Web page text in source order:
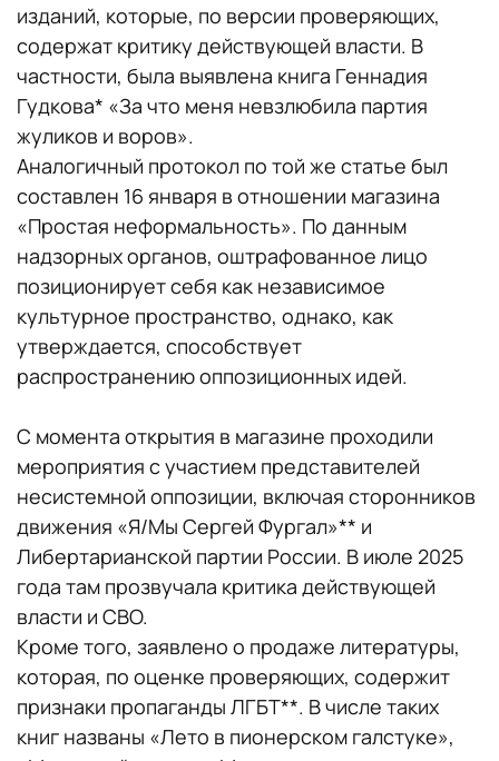
изданий, которые, по версии проверяющих,
содержат критику действующей власти. В
частности, была выявлена книга Геннадия
Гудкова* «За что меня невзлюбила партия
жуликов и воров».
Аналогичный протокол по той же статье был
составлен 16 января в отношении магазина
«Простая неформальность». По данным
надзорных органов, оштрафованное лицо
позиционирует себя как независимое
культурное пространство, однако, как
утверждается, способствует
распространению оппозиционных идей.
С момента открытия в магазине проходили
мероприятия с участием представителей
несистемной оппозиции, включая сторонников
движения «Я/Мы Сергей Фургал»** и
Либертарианской партии России. В июле 2025
года там прозвучала критика действующей
власти и СВО.
Кроме того, заявлено о продаже литературы,
которая, по оценке проверяющих, содержит
признаки пропаганды ЛГБТ**. В числе таких
книг названы «Лето в пионерском галстуке»,